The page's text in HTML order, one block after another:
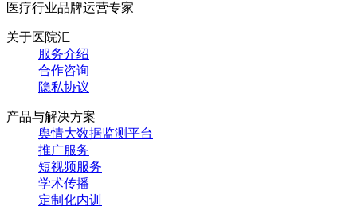
医疗行业品牌运营专家
关于医院汇
服务介绍
合作咨询
隐私协议
产品与解决方案
舆情大数据监测平台
推广服务
短视频服务
学术传播
定制化内训